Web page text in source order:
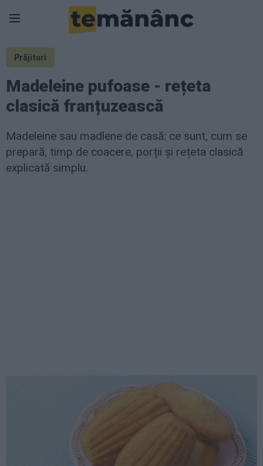
Prăjituri
Madeleine pufoase - rețeta
clasică franțuzească
Madeleine sau madlene de casă: ce sunt, cum se
prepară, timp de coacere, porții și rețeta clasică
explicată simplu.